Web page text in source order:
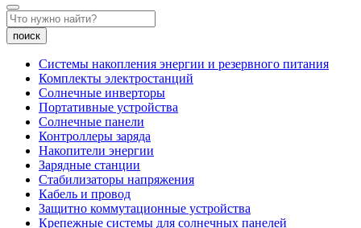
поиск
Системы накопления энергии и резервного питания
Комплекты электростанций
Солнечные инверторы
Портативные устройства
Солнечные панели
Контроллеры заряда
Накопители энергии
Зарядные станции
Стабилизаторы напряжения
Кабель и провод
Защитно коммутационные устройства
Крепежные системы для солнечных панелей